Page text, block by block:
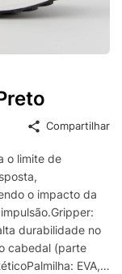
Compartilhar
o limite de
o impacto da
durabilidade no
cabedal (parte
EVA,